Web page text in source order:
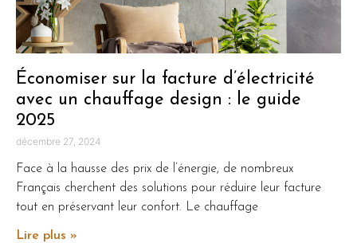
Économiser sur la facture d’électricité
avec un chauffage design : le guide
2025
décembre 27, 2024
Face à la hausse des prix de l’énergie, de nombreux
Français cherchent des solutions pour réduire leur facture
tout en préservant leur confort. Le chauffage
Lire plus »